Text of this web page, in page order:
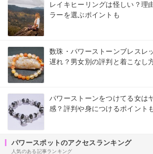
レイキヒーリングは怪しい？理
ラーを選ぶポイントも
数珠・パワーストーンブレスレ
遅れ？男女別の評判と着こなし
パワーストーンをつけてる女は
感？評判や身につけるポイント
パワースポットのアクセスランキング
人気のある記事ランキング